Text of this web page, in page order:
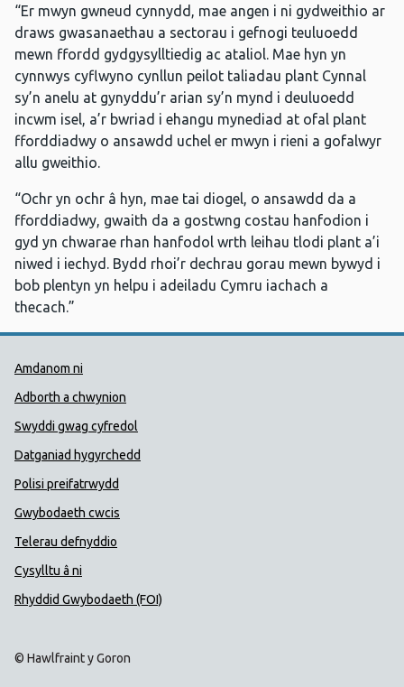
“Er mwyn gwneud cynnydd, mae angen i ni gydweithio ar
draws gwasanaethau a sectorau i gefnogi teuluoedd
mewn ffordd gydgysylltiedig ac ataliol. Mae hyn yn
cynnwys cyflwyno cynllun peilot taliadau plant Cynnal
sy’n anelu at gynyddu’r arian sy’n mynd i deuluoedd
incwm isel, a’r bwriad i ehangu mynediad at ofal plant
fforddiadwy o ansawdd uchel er mwyn i rieni a gofalwyr
allu gweithio.
“Ochr yn ochr â hyn, mae tai diogel, o ansawdd da a
fforddiadwy, gwaith da a gostwng costau hanfodion i
gyd yn chwarae rhan hanfodol wrth leihau tlodi plant a’i
niwed i iechyd. Bydd rhoi’r dechrau gorau mewn bywyd i
bob plentyn yn helpu i adeiladu Cymru iachach a
thecach.”
Dolenni Cymorth Iechyd
Amdanom ni
Adborth a chwynion
Swyddi gwag cyfredol
Datganiad hygyrchedd
Polisi preifatrwydd
Gwybodaeth cwcis
Telerau defnyddio
Cysylltu â ni
Rhyddid Gwybodaeth (FOI)
© Hawlfraint y Goron